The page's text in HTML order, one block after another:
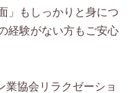
」もしっかりと身につ
経験がない方もご安心
協会リラクゼーショ